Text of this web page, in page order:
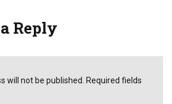
Reply
will not be published. Required fields